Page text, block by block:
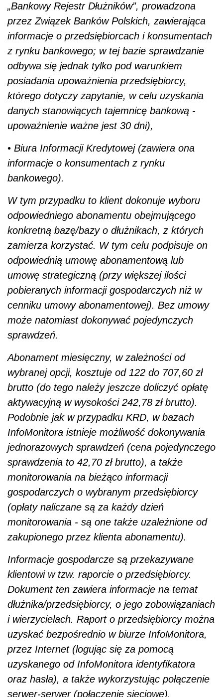
„Bankowy Rejestr Dłużników”, prowadzona
przez Związek Banków Polskich, zawierająca
informacje o przedsiębiorcach i konsumentach
z rynku bankowego; w tej bazie sprawdzanie
odbywa się jednak tylko pod warunkiem
posiadania upoważnienia przedsiębiorcy,
którego dotyczy zapytanie, w celu uzyskania
danych stanowiących tajemnicę bankową -
upoważnienie ważne jest 30 dni),
• Biura Informacji Kredytowej (zawiera ona
informacje o konsumentach z rynku
bankowego).
W tym przypadku to klient dokonuje wyboru
odpowiedniego abonamentu obejmującego
konkretną bazę/bazy o dłużnikach, z których
zamierza korzystać. W tym celu podpisuje on
odpowiednią umowę abonamentową lub
umowę strategiczną (przy większej ilości
pobieranych informacji gospodarczych niż w
cenniku umowy abonamentowej). Bez umowy
może natomiast dokonywać pojedynczych
sprawdzeń.
Abonament miesięczny, w zależności od
wybranej opcji, kosztuje od 122 do 707,60 zł
brutto (do tego należy jeszcze doliczyć opłatę
aktywacyjną w wysokości 242,78 zł brutto).
Podobnie jak w przypadku KRD, w bazach
InfoMonitora istnieje możliwość dokonywania
jednorazowych sprawdzeń (cena pojedynczego
sprawdzenia to 42,70 zł brutto), a także
monitorowania na bieżąco informacji
gospodarczych o wybranym przedsiębiorcy
(opłaty naliczane są za każdy dzień
monitorowania - są one także uzależnione od
zakupionego przez klienta abonamentu).
Informacje gospodarcze są przekazywane
klientowi w tzw. raporcie o przedsiębiorcy.
Dokument ten zawiera informacje na temat
dłużnika/przedsiębiorcy, o jego zobowiązaniach
i wierzycielach. Raport o przedsiębiorcy można
uzyskać bezpośrednio w biurze InfoMonitora,
przez Internet (logując się za pomocą
uzyskanego od InfoMonitora identyfikatora
oraz hasła), a także wykorzystując połączenie
serwer-serwer (połączenie sieciowe).